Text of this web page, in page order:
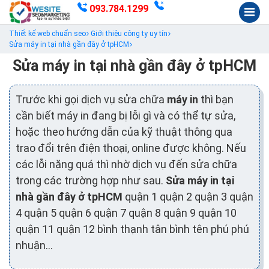
093.784.1299
Thiết kế web chuẩn seo Giới thiệu công ty uy tín
Sửa máy in tại nhà gần đây ở tpHCM
Sửa máy in tại nhà gần đây ở tpHCM
Trước khi gọi dịch vụ sửa chữa máy in thì bạn
cần biết máy in đang bị lỗi gì và có thể tự sửa,
hoặc theo hướng dẫn của kỹ thuật thông qua
trao đổi trên điện thoại, online được không. Nếu
các lỗi nặng quá thì nhờ dịch vụ đến sửa chữa
trong các trường hợp như sau. Sửa máy in tại
nhà gần đây ở tpHCM quận 1 quận 2 quận 3 quận
4 quận 5 quận 6 quận 7 quận 8 quận 9 quận 10
quận 11 quận 12 bình thạnh tân bình tên phú phú
nhuận...